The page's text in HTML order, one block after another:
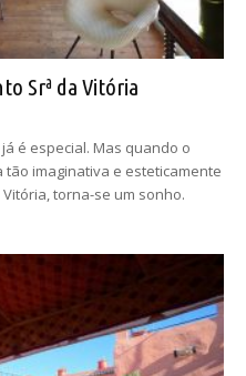
Srª da Vitória
é especial. Mas quando o
imaginativa e esteticamente
torna-se um sonho.